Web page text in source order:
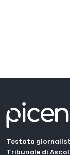
Testata
Tribunale di